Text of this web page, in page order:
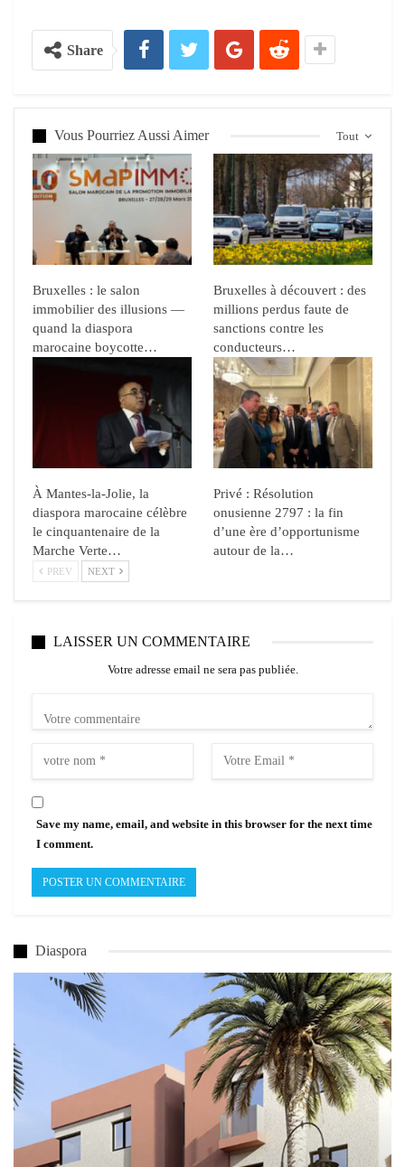
Share
Tout
Vous Pourriez Aussi Aimer
Bruxelles : le salon
immobilier des illusions —
quand la diaspora
marocaine boycotte…
Bruxelles à découvert : des
millions perdus faute de
sanctions contre les
conducteurs…
À Mantes-la-Jolie, la
diaspora marocaine célèbre
le cinquantenaire de la
Marche Verte…
Privé : Résolution
onusienne 2797 : la fin
d’une ère d’opportunisme
autour de la…
PREV NEXT
LAISSER UN COMMENTAIRE
Votre adresse email ne sera pas publiée.
Save my name, email, and website in this browser for the next time
I comment.
Diaspora